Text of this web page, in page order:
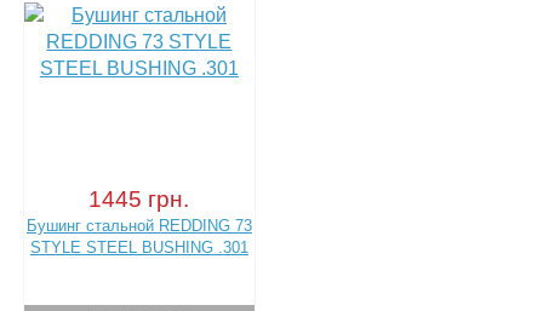
1445 грн.
Бушинг стальной REDDING 73
STYLE STEEL BUSHING .301